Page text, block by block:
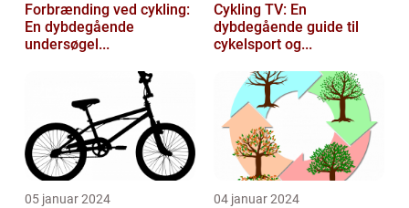
Forbrænding ved cykling:
En dybdegående
undersøgel...
Cykling TV: En
dybdegående guide til
cykelsport og...
05 januar 2024 04 januar 2024